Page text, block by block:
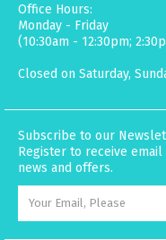
Office Hours:
Monday - Friday
(10:30am - 12:30pm;
Closed on Saturday,
Subscribe to our
Register to receive
news and offers.